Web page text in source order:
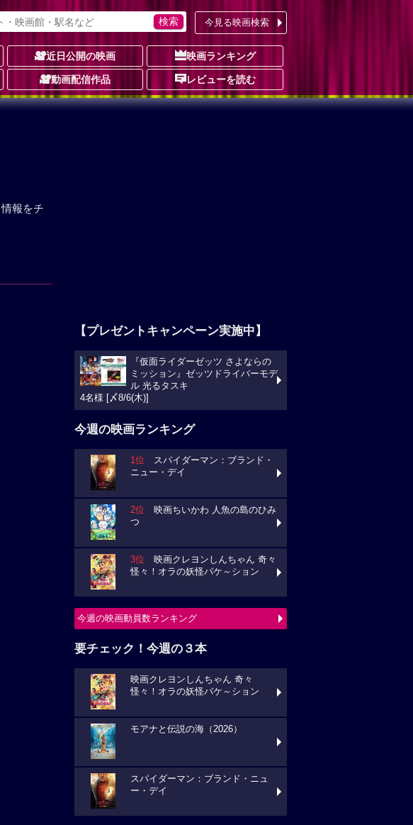
今見る映画検索
近日公開の映画 映画ランキング
動画配信作品 レビューを読む
報をチ
【プレゼントキャンペーン実施中】
『仮面ライダーゼッツ さよならの
ミッション』ゼッツドライバーモデ
ル 光るタスキ
4名様 [〆8/6(木)]
今週の映画ランキング
1位 スパイダーマン：ブランド・
ニュー・デイ
2位 映画ちいかわ 人魚の島のひみ
つ
3位 映画クレヨンしんちゃん 奇々
怪々！オラの妖怪バケ～ション
今週の映画動員数ランキング
要チェック！今週の３本
映画クレヨンしんちゃん 奇々
怪々！オラの妖怪バケ～ション
モアナと伝説の海（2026）
スパイダーマン：ブランド・ニュ
ー・デイ